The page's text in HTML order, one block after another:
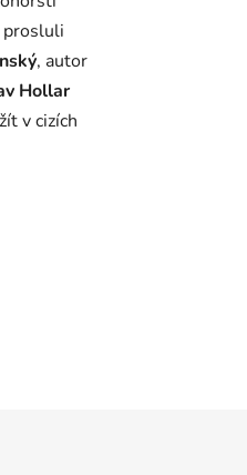
prosluli
, autor
Hollar
v cizích